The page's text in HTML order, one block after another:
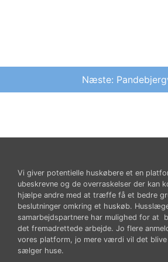
Næste:
Vi giver potentielle huskøbere et en
ubeskrevne og de overraskelser der kan
hjælpe andre med at træffe få et bedre
beslutninger omkring et huskøb.
samarbejdspartnere har mulighed for at
det fremadrettede arbejde. Jo flere
vores platform, jo mere værdi vil det
sælger huse.